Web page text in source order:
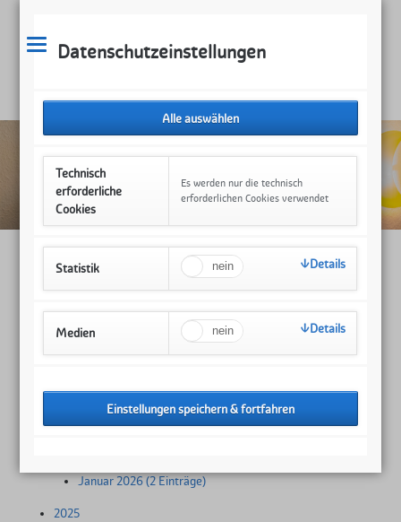
Datenschutzeinstellungen
Technisch
erforderliche
Cookies
Es werden nur die technisch
erforderlichen Cookies verwendet
Statistik Details
Medien Details
November 2026 (5 Einträge)
Oktober 2026 (4 Einträge)
September 2026 (5 Einträge)
Juni 2026 (2 Einträge)
Mai 2026 (1 Eintrag)
April 2026 (2 Einträge)
Januar 2026 (2 Einträge)
2025